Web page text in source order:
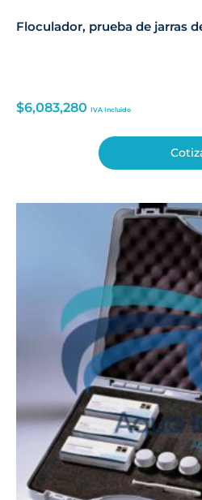
Floculador, prueba de jarras
$6,083,280 IVA Incluido